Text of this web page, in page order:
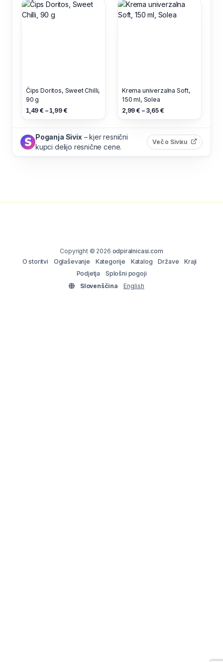
Čips Doritos, Sweet Chilli,
90 g
1,49 € – 1,99 €
Krema univerzalna Soft,
150 ml, Solea
2,99 € – 3,65 €
Poganja Sivix – kjer resnični
kupci delijo resnične cene.
Več o Sivixu (odpre
Copyright © 2026 odpiralnicasi.com
O storitvi
Oglaševanje Kategorije Katalog Države
Kraji
Podjetja
Splošni pogoji
Slovenščina
English